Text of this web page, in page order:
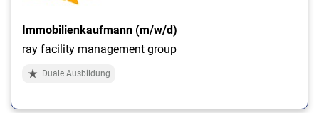
Immobilienkaufmann (m/w/d)
ray facility management group
Duale Ausbildung